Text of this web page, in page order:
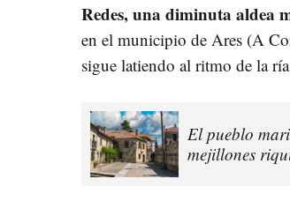
Redes, una diminuta aldea
en el municipio de Ares (A
sigue latiendo al ritmo de la
El pueblo
mejillones